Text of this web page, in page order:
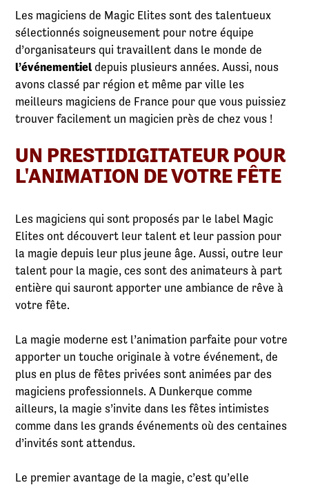
Les magiciens de Magic Elites sont des talentueux
sélectionnés soigneusement pour notre équipe
d’organisateurs qui travaillent dans le monde de
l’événementiel depuis plusieurs années. Aussi, nous
avons classé par région et même par ville les
meilleurs magiciens de France pour que vous puissiez
trouver facilement un magicien près de chez vous !
UN PRESTIDIGITATEUR POUR
L'ANIMATION DE VOTRE FÊTE
Les magiciens qui sont proposés par le label Magic
Elites ont découvert leur talent et leur passion pour
la magie depuis leur plus jeune âge. Aussi, outre leur
talent pour la magie, ces sont des animateurs à part
entière qui sauront apporter une ambiance de rêve à
votre fête.
La magie moderne est l’animation parfaite pour votre
apporter un touche originale à votre événement, de
plus en plus de fêtes privées sont animées par des
magiciens professionnels. A Dunkerque comme
ailleurs, la magie s’invite dans les fêtes intimistes
comme dans les grands événements où des centaines
d’invités sont attendus.
Le premier avantage de la magie, c’est qu’elle